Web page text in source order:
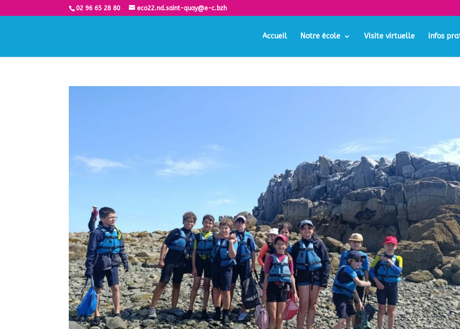
02 96 65 28 80 eco22.nd.saint-quay@e-c.bzh
Accueil Notre école Visite virtuelle infos